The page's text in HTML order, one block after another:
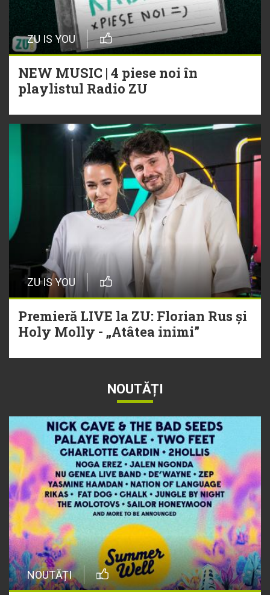
ZU IS YOU
NEW MUSIC | 4 piese noi în
playlistul Radio ZU
ZU IS YOU
Premieră LIVE la ZU: Florian Rus și
Holy Molly - „Atâtea inimi”
NOUTĂȚI
NOUTĂȚI